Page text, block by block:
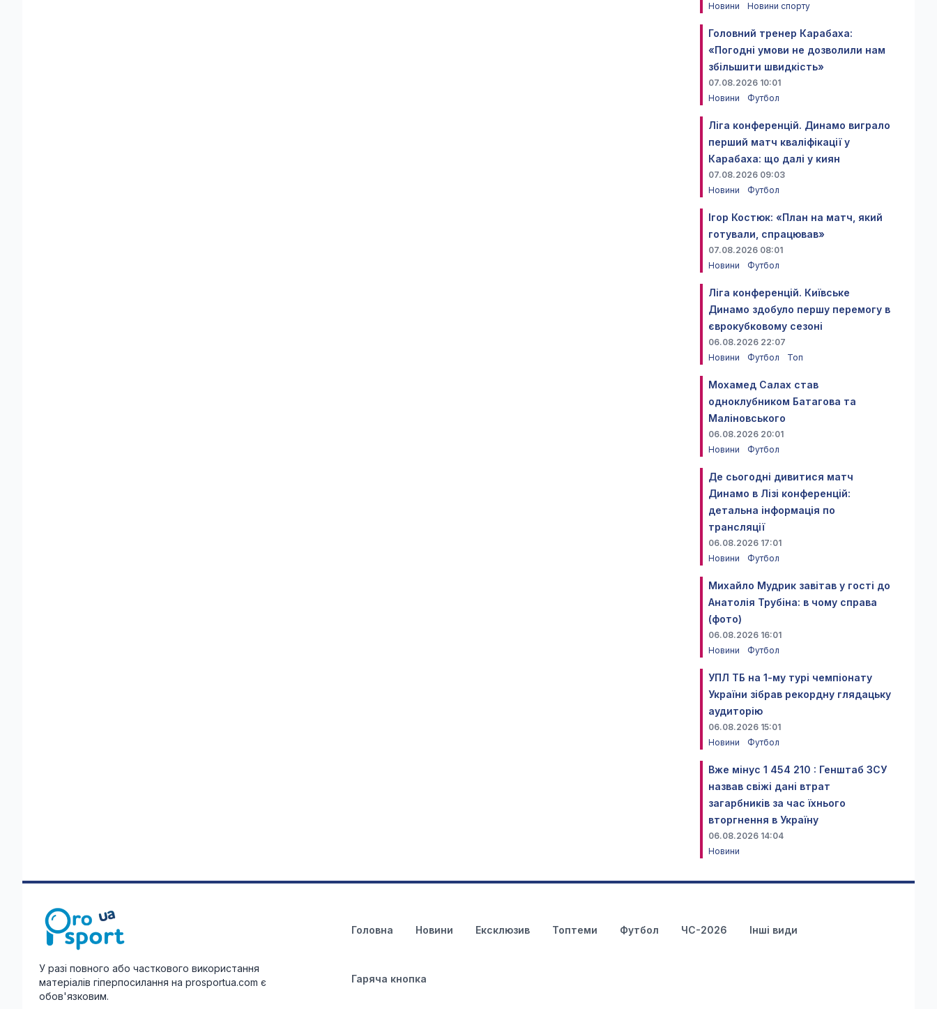
Новини
Новини спорту
Головний тренер Карабаха:
«Погодні умови не дозволили нам
збільшити швидкість»
07.08.2026 10:01
Новини
Футбол
Ліга конференцій. Динамо виграло
перший матч кваліфікації у
Карабаха: що далі у киян
07.08.2026 09:03
Новини
Футбол
Ігор Костюк: «План на матч, який
готували, спрацював»
07.08.2026 08:01
Новини
Футбол
Ліга конференцій. Київське
Динамо здобуло першу перемогу в
єврокубковому сезоні
06.08.2026 22:07
Новини
Футбол Топ
Мохамед Салах став
одноклубником Батагова та
Маліновського
06.08.2026 20:01
Новини
Футбол
Де сьогодні дивитися матч
Динамо в Лізі конференцій:
детальна інформація по
трансляції
06.08.2026 17:01
Новини
Футбол
Михайло Мудрик завітав у гості до
Анатолія Трубіна: в чому справа
(фото)
06.08.2026 16:01
Новини
Футбол
УПЛ ТБ на 1-му турі чемпіонату
України зібрав рекордну глядацьку
аудиторію
06.08.2026 15:01
Новини
Футбол
Вже мінус 1 454 210 : Генштаб ЗСУ
назвав свіжі дані втрат
загарбників за час їхнього
вторгнення в Україну
06.08.2026 14:04
Новини
У разі повного або часткового використання
матеріалів гіперпосилання на prosportua.com є
обов'язковим.
Головна Новини Ексклюзив Топтеми Футбол ЧС-2026 Інші види
Гаряча кнопка